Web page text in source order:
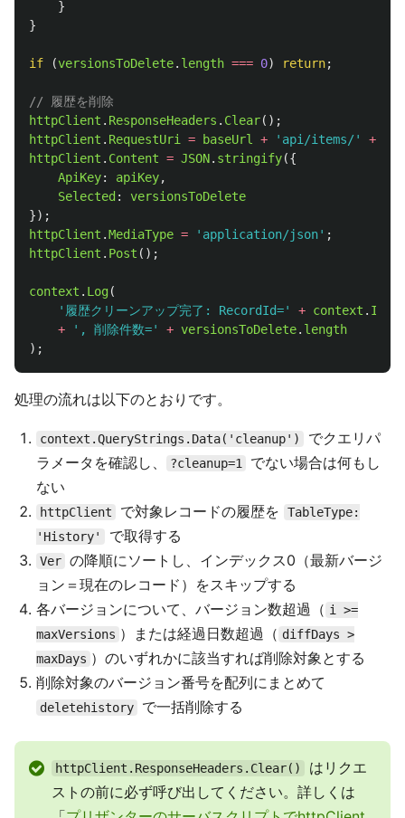
}
}
if (versionsToDelete. length === 0) return;
// 履歴を削除
httpClient . ResponseHeaders . Clear();
httpClient . RequestUri = baseUrl + ' api/items/' +
httpClient . Content = JSON. stringify({
ApiKey: apiKey,
Selected :
versionsToDelete
});
httpClient .MediaType = ' application/json' ;
httpClient . Post ();
context . Log(
' 履歴クリーンアップ完了: RecordId=' + context . Id
+
' , 削除件数=' + versionsToDelete. length
);
処理の流れは以下のとおりです。
context.QueryStrings.Data('cleanup')
でクエリパ
ラメータを確認し、
?cleanup=1
でない場合は何もし
ない
httpClient で対象レコードの履歴を
TableType:
'History'
で取得する
Ver の降順にソートし、インデックス0（最新バージ
ョン＝現在のレコード）をスキップする
各バージョンについて、バージョン数超過（ i >=
maxVersions ）または経過日数超過（ diffDays >
maxDays ）のいずれかに該当すれば削除対象とする
削除対象のバージョン番号を配列にまとめて
deletehistory で一括削除する
httpClient.ResponseHeaders.Clear()
はリクエ
ストの前に必ず呼び出してください。詳しくは